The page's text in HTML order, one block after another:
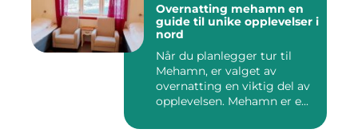
Overnatting mehamn en
guide til unike opplevelser i
nord
Når du planlegger tur til
Mehamn, er valget av
overnatting en viktig del av
opplevelsen. Mehamn er e...